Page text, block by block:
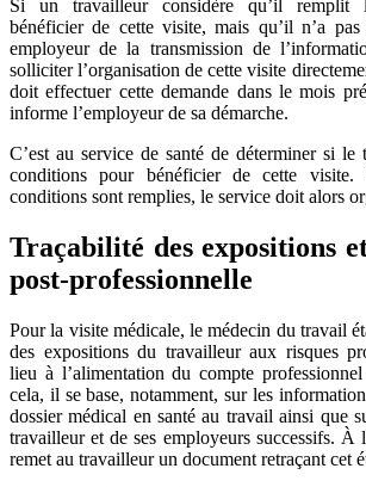
Si un travailleur considère qu’il remplit
bénéficier de cette visite, mais qu’il n’a
employeur de la transmission de
solliciter l’organisation de cette visite
doit effectuer cette demande dans le mois
informe l’employeur de sa démarche.
C’est au service de santé de déterminer si
conditions pour bénéficier de cette visite.
conditions sont remplies, le service doit alors
Traçabilité des expositions
post-professionnelle
Pour la visite médicale, le médecin du travail
des expositions du travailleur aux risques
lieu à l’alimentation du compte
cela, il se base, notamment, sur les
dossier médical en santé au travail ainsi que
travailleur et de ses employeurs successifs.
remet au travailleur un document retraçant cet